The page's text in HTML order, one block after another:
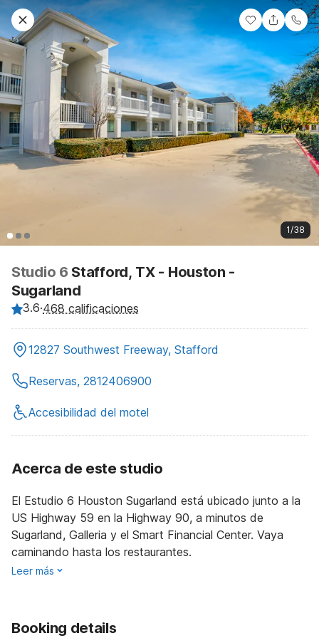
1/38
Studio 6 Stafford, TX - Houston -
Sugarland
3.6·468 calificaciones
12827 Southwest Freeway, Stafford
Reservas, 2812406900
Accesibilidad del motel
Acerca de este studio
El Estudio 6 Houston Sugarland está ubicado junto a la
US Highway 59 en la Highway 90, a minutos de
Sugarland, Galleria y el Smart Financial Center. Vaya
caminando hasta los restaurantes.
Leer más
Booking details